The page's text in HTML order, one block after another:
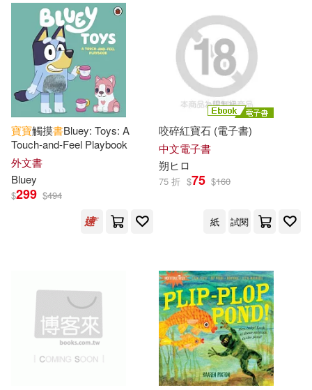
寶寶觸摸書Bluey: Toys: A
Touch-and-Feel Playbook
外文書
Bluey
$299 $494
咬碎紅寶石 (電子書)
中文電子書
朔ヒロ
75 折 $75 $160
紙 試閱